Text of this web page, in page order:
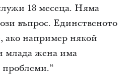
18 месеца. Няма
въпрос. Единственото
ако например някой
млада жена има
проблеми.“